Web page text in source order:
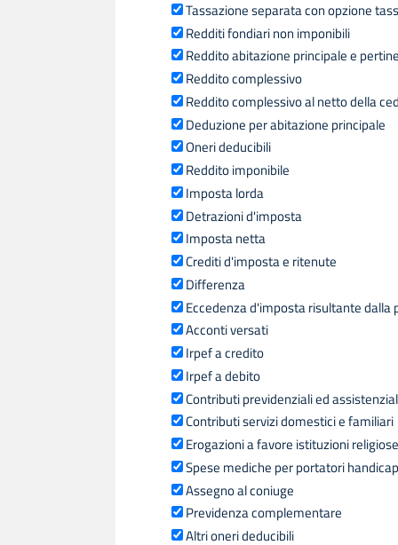
Tassazione separata con opzione
Redditi fondiari non imponibili
Reddito abitazione principale e
Reddito complessivo
Reddito complessivo al netto della
Deduzione per abitazione principale
Oneri deducibili
Reddito imponibile
Imposta lorda
Detrazioni d'imposta
Imposta netta
Crediti d'imposta e ritenute
Differenza
Eccedenza d'imposta risultante dalla
Acconti versati
Irpef a credito
Irpef a debito
Contributi previdenziali ed
Contributi servizi domestici e familiari
Erogazioni a favore istituzioni religiose
Spese mediche per portatori handicap
Assegno al coniuge
Previdenza complementare
Altri oneri deducibili